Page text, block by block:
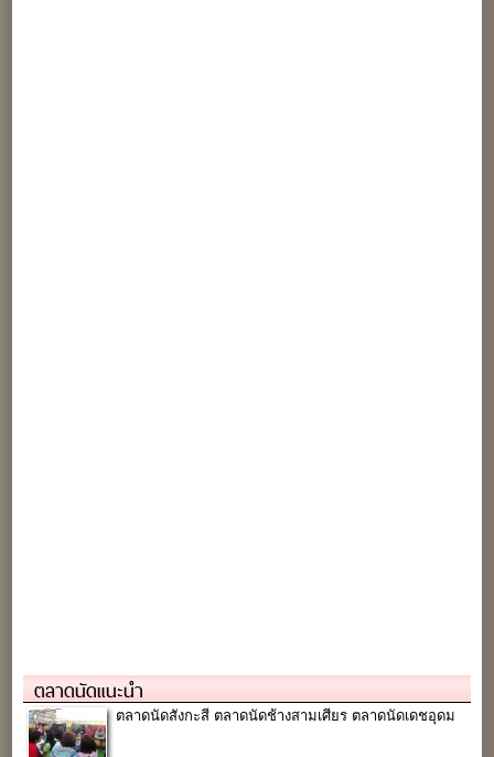
ตลาดนัดแนะนำ
ตลาดนัดสังกะสี ตลาดนัดช้างสามเศียร ตลาดนัดเดชอุดม